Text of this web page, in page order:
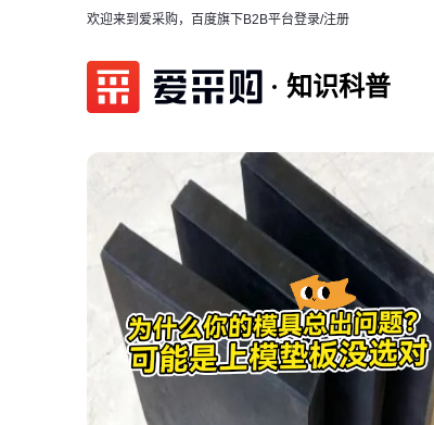
欢迎来到爱采购，百度旗下B2B平台登录/注册
知识科普